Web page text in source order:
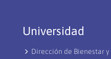
Universidad
Dirección de Bienestar